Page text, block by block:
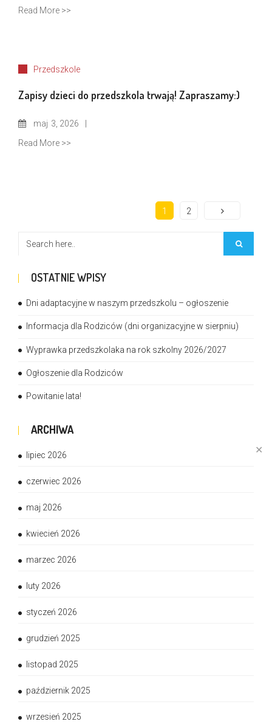
✕
Read More >>
Przedszkole
Zapisy dzieci do przedszkola trwają! Zapraszamy:)
maj 3, 2026
Read More >>
1 2
OSTATNIE WPISY
Dni adaptacyjne w naszym przedszkolu – ogłoszenie
Informacja dla Rodziców (dni organizacyjne w sierpniu)
Wyprawka przedszkolaka na rok szkolny 2026/2027
Ogłoszenie dla Rodziców
Powitanie lata!
ARCHIWA
lipiec 2026
czerwiec 2026
maj 2026
kwiecień 2026
marzec 2026
luty 2026
styczeń 2026
grudzień 2025
listopad 2025
październik 2025
wrzesień 2025